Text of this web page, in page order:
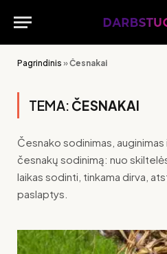
Pagrindinis »Česnakai
TEMA: ČESNAKAI
Česnako sodinimas,
česnakų sodinimą: nuo
laikas sodinti, tinkama dirva,
paslaptys.